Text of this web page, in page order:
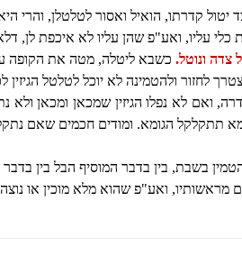
יטול קדרתו, הואיל ואסור לטלטלן, והרי
כלי עליו, ואע"פ שהן עליו לא איכפת לן,
צדה ונוטל. כשבא ליטלה, מטה את הקופה
לחזור ולהטמינה לא יוכל לטלטל הגיזין
ואם לא נפלו הגיזין שמכאן ומכאן ולא
תתקלקל הגומא. ומודים חכמים שאם
בשבת, בין בדבר המוסיף הבל בין
ואע"פ שהוא מלא מוכין או